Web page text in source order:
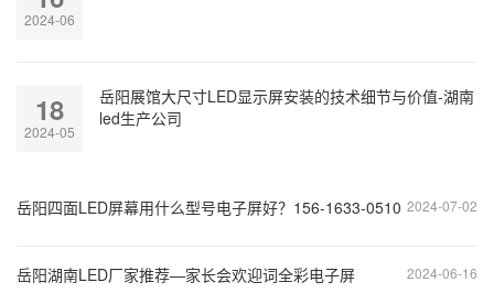
2024-06
18
2024-05
岳阳展馆大尺寸LED显示屏安装的技术细节与价值-湖南
led生产公司
2024-07-02
岳阳四面LED屏幕用什么型号电子屏好？156-1633-0510
2024-06-16
岳阳湖南LED厂家推荐—家长会欢迎词全彩电子屏